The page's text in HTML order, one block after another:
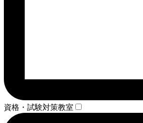
資格・試験対策教室